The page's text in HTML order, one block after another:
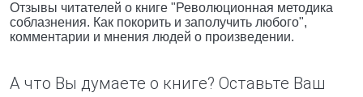
Отзывы читателей о книге "Революционная методика
соблазнения. Как покорить и заполучить любого",
комментарии и мнения людей о произведении.
А что Вы думаете о книге? Оставьте Ваш